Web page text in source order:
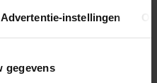
Advertentie-instellingen
gegevens